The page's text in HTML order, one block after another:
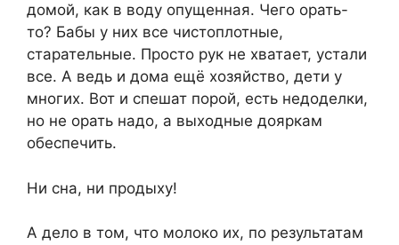
домой, как в воду опущенная. Чего орать-
то? Бабы у них все чистоплотные,
старательные. Просто рук не хватает, устали
все. А ведь и дома ещё хозяйство, дети у
многих. Вот и спешат порой, есть недоделки,
но не орать надо, а выходные дояркам
обеспечить.
Ни сна, ни продыху!
А дело в том, что молоко их, по результатам